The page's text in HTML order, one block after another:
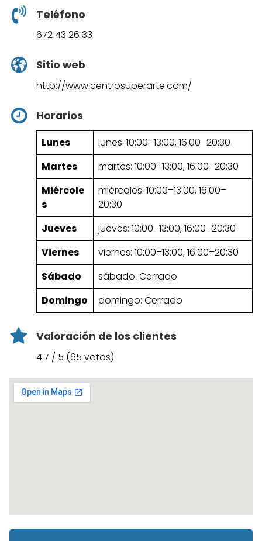
Teléfono
672 43 26 33
Sitio web
http://www.centrosuperarte.com/
Horarios
Lunes
lunes: 10:00–13:00, 16:00–20:30
Martes
martes: 10:00–13:00, 16:00–20:30
Miércole
s
miércoles: 10:00–13:00, 16:00–
20:30
Jueves
jueves: 10:00–13:00, 16:00–20:30
Viernes
viernes: 10:00–13:00, 16:00–20:30
Sábado
sábado: Cerrado
Domingo
domingo: Cerrado
Valoración de los clientes
4.7 / 5 (65 votos)